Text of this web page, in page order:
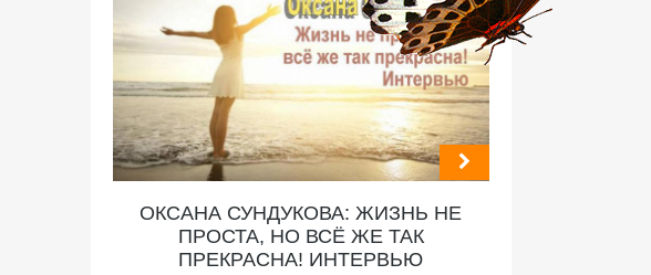
ОКСАНА СУНДУКОВА: ЖИЗНЬ НЕ
ПРОСТА, НО ВСЁ ЖЕ ТАК
ПРЕКРАСНА! ИНТЕРВЬЮ